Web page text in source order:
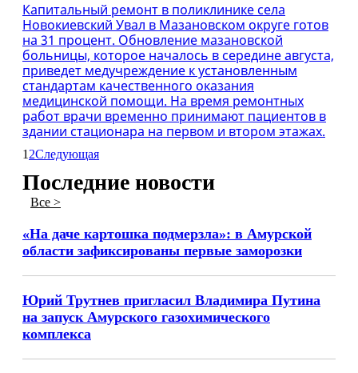
Капитальный ремонт в поликлинике села
Новокиевский Увал в Мазановском округе готов
на 31 процент. Обновление мазановской
больницы, которое началось в середине августа,
приведет медучреждение к установленным
стандартам качественного оказания
медицинской помощи. На время ремонтных
работ врачи временно принимают пациентов в
здании стационара на первом и втором этажах.
1 2Следующая
Последние новости
Все >
«На даче картошка подмерзла»: в Амурской
области зафиксированы первые заморозки
Юрий Трутнев пригласил Владимира Путина
на запуск Амурского газохимического
комплекса